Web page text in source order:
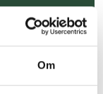
Om